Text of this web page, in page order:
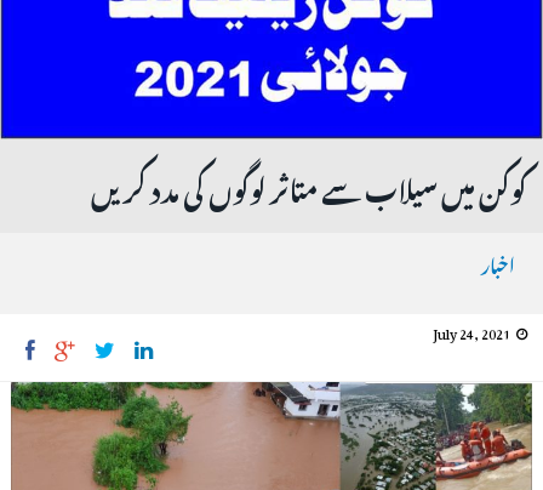
کوکن میں سیلاب سے متاثر لوگوں کی مدد کریں
اخبار
July 24, 2021